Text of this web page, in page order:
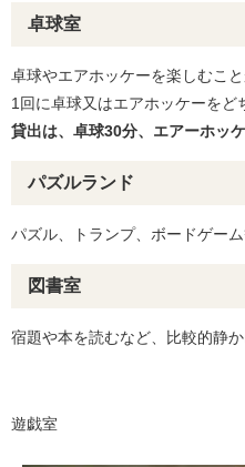
卓球室
卓球やエアホッケーを楽しむこと
1回に卓球又はエアホッケーをど
貸出は、卓球30分、エアーホッ
パズルランド
パズル、トランプ、ボードゲー
図書室
宿題や本を読むなど、比較的静
遊戯室